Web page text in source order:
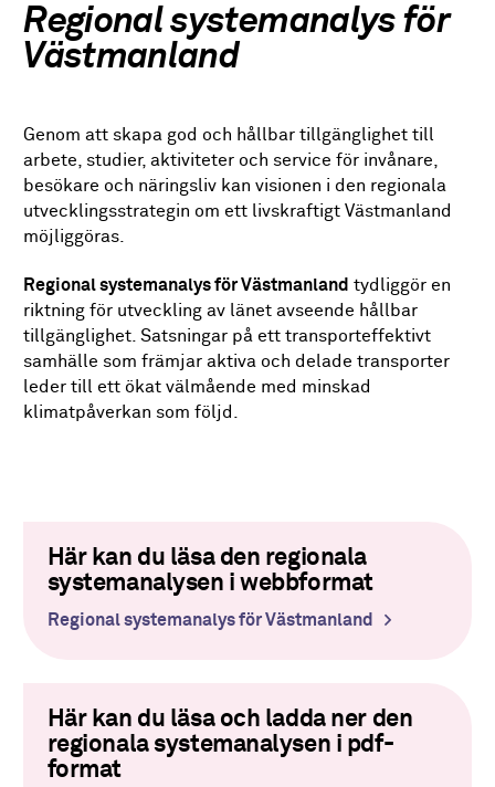
Regional systemanalys för
Västmanland
Genom att skapa god och hållbar tillgänglighet till
arbete, studier, aktiviteter och service för invånare,
besökare och näringsliv kan visionen i den regionala
utvecklingsstrategin omett livskraftigt Västmanland
möjliggöras.
Regional systemanalys för Västmanland tydliggör en
riktning för utveckling av länet avseende hållbar
tillgänglighet. Satsningar på ett transporteffektivt
samhälle som främjar aktiva och delade transporter
leder till ett ökat välmående med minskad
klimatpåverkan som följd.
Här kan du läsa den regionala
systemanalysen i webbformat
Regional systemanalys för Västmanland
Här kan du läsa och ladda ner den
regionala systemanalysen i pdf-
format